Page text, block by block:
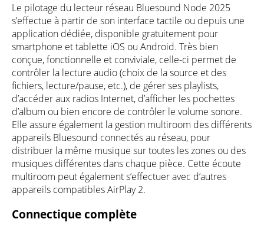
Le pilotage du lecteur réseau Bluesound Node 2025
s’effectue à partir de son interface tactile ou depuis une
application dédiée, disponible gratuitement pour
smartphone et tablette iOS ou Android. Très bien
conçue, fonctionnelle et conviviale, celle-ci permet de
contrôler la lecture audio (choix de la source et des
fichiers, lecture/pause, etc.), de gérer ses playlists,
d’accéder aux radios Internet, d’afficher les pochettes
d’album ou bien encore de contrôler le volume sonore.
Elle assure également la gestion multiroom des différents
appareils Bluesound connectés au réseau, pour
distribuer la même musique sur toutes les zones ou des
musiques différentes dans chaque pièce. Cette écoute
multiroom peut également s’effectuer avec d’autres
appareils compatibles AirPlay 2.
Connectique complète